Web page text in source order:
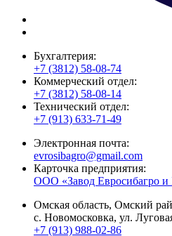
Бухгалтерия:
+7 (3812) 58-08-74
Коммерческий отдел:
+7 (3812) 58-08-14
Технический отдел:
+7 (913) 633-71-49
Электронная почта:
evrosibagro@gmail.com
Карточка предприятия:
ООО «Завод Евросибагро и
Омская область, Омский
с. Новомосковка, ул.
+7 (913) 988-02-86